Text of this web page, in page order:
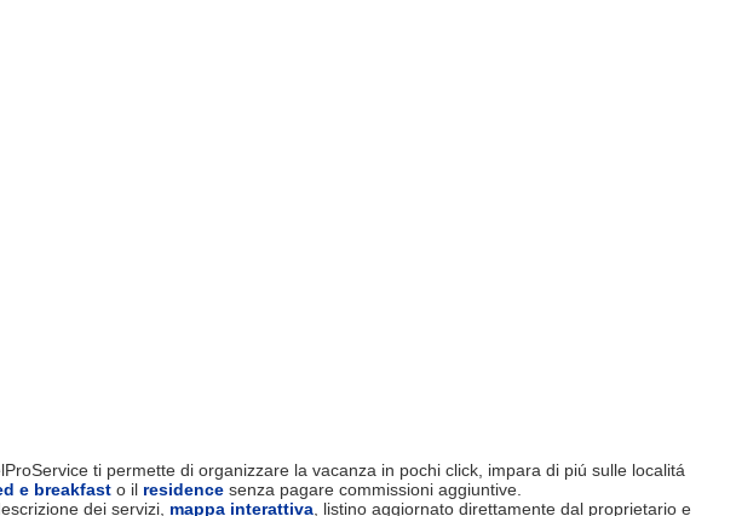
ti permette di organizzare la vacanza in pochi click, impara di piú sulle localitá
e breakfast o il residence senza pagare commissioni aggiuntive.
dei servizi, mappa interattiva , listino aggiornato direttamente dal proprietario e